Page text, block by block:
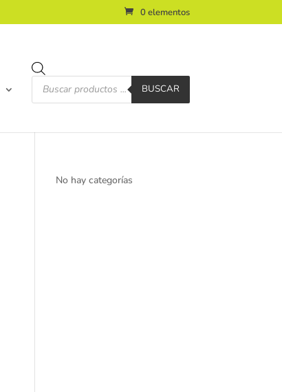
0 elementos
Búsqueda
productos
BUSCAR
No hay categorías